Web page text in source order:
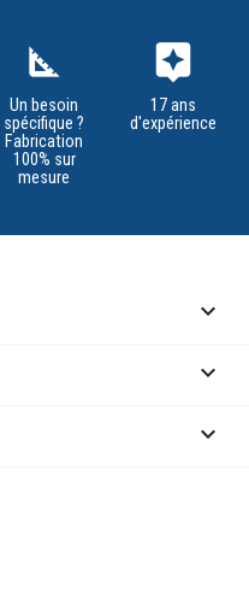
square_foot
Un besoin
spécifique ?
Fabrication
100% sur
mesure
assistant
17 ans
d'expérience
keyboard_arrow_down

